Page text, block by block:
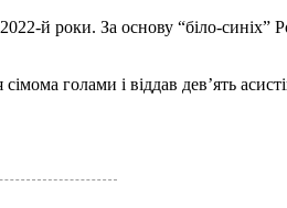
й роки. За основу “біло-синіх”
голами і віддав дев’ять